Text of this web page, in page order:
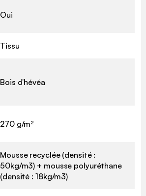
Oui
Tissu
Bois d'hévéa
270 g/m²
Mousse recyclée (densité :
50kg/m3) + mousse polyuréthane
(densité : 18kg/m3)